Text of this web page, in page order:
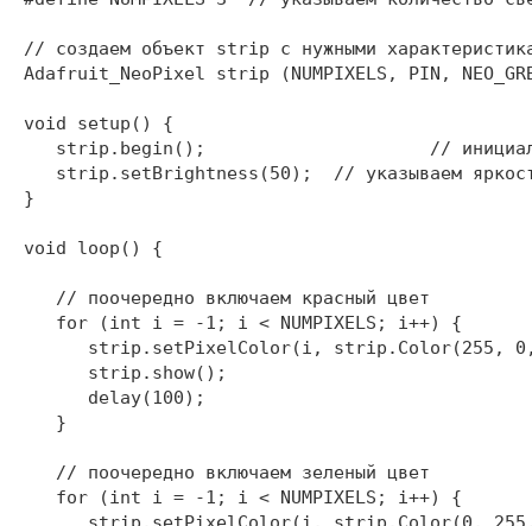
// создаем объект strip с нужными
Adafruit_NeoPixel strip (NUMPIXELS, PIN,
void setup() {
strip.begin();                     //
strip.setBrightness(50);  // указываем
}
void loop() {
   // поочередно включаем красный цвет
   for (int i = -1; i < NUMPIXELS; i++) {
strip.setPixelColor(i, strip.Color(255,
      strip.show();
      delay(100);
   }
   // поочередно включаем зеленый цвет
   for (int i = -1; i < NUMPIXELS; i++) {